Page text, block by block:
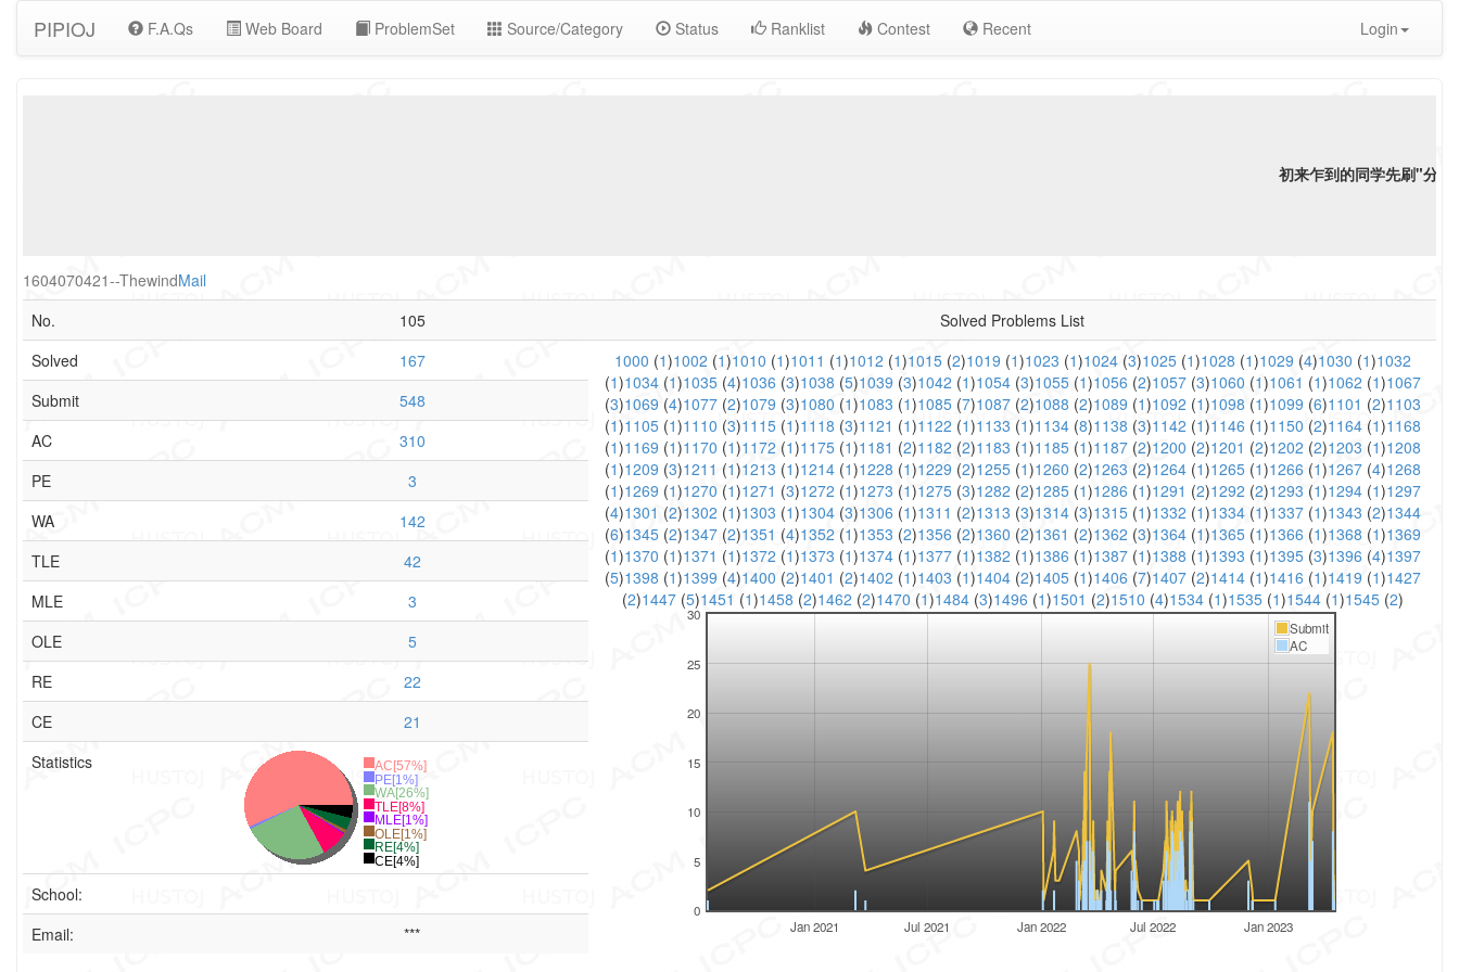
PIPIOJ F.A.Qs Web Board ProblemSet Source/Category Status Ranklist Contest Recent Login
初来乍到的同学先刷"分类"
1604070421--ThewindMail
No.
105
Solved Problems List
Solved
167 1000 (1)1002 (1)1010 (1)1011 (1)1012 (1)1015 (2)1019 (1)1023 (1)1024 (3)1025 (1)1028 (1)1029 (4)1030 (1)1032
(1)1034 (1)1035 (4)1036 (3)1038 (5)1039 (3)1042 (1)1054 (3)1055 (1)1056 (2)1057 (3)1060 (1)1061 (1)1062 (1)1067
(3)1069 (4)1077 (2)1079 (3)1080 (1)1083 (1)1085 (7)1087 (2)1088 (2)1089 (1)1092 (1)1098 (1)1099 (6)1101 (2)1103
(1)1105 (1)1110 (3)1115 (1)1118 (3)1121 (1)1122 (1)1133 (1)1134 (8)1138 (3)1142 (1)1146 (1)1150 (2)1164 (1)1168
(1)1169 (1)1170 (1)1172 (1)1175 (1)1181 (2)1182 (2)1183 (1)1185 (1)1187 (2)1200 (2)1201 (2)1202 (2)1203 (1)1208
(1)1209 (3)1211 (1)1213 (1)1214 (1)1228 (1)1229 (2)1255 (1)1260 (2)1263 (2)1264 (1)1265 (1)1266 (1)1267 (4)1268
(1)1269 (1)1270 (1)1271 (3)1272 (1)1273 (1)1275 (3)1282 (2)1285 (1)1286 (1)1291 (2)1292 (2)1293 (1)1294 (1)1297
(4)1301 (2)1302 (1)1303 (1)1304 (3)1306 (1)1311 (2)1313 (3)1314 (3)1315 (1)1332 (1)1334 (1)1337 (1)1343 (2)1344
(6)1345 (2)1347 (2)1351 (4)1352 (1)1353 (2)1356 (2)1360 (2)1361 (2)1362 (3)1364 (1)1365 (1)1366 (1)1368 (1)1369
(1)1370 (1)1371 (1)1372 (1)1373 (1)1374 (1)1377 (1)1382 (1)1386 (1)1387 (1)1388 (1)1393 (1)1395 (3)1396 (4)1397
(5)1398 (1)1399 (4)1400 (2)1401 (2)1402 (1)1403 (1)1404 (2)1405 (1)1406 (7)1407 (2)1414 (1)1416 (1)1419 (1)1427
(2)1447 (5)1451 (1)1458 (2)1462 (2)1470 (1)1484 (3)1496 (1)1501 (2)1510 (4)1534 (1)1535 (1)1544 (1)1545 (2)
Jan 2021 Jul 2021 Jan 2022 Jul 2022 Jan 2023
0
5
10
15
20
25
30
Submit
AC
Submit
548
AC
310
PE
3
WA
142
TLE
42
MLE
3
OLE
5
RE
22
CE
21
Statistics
AC[57%]
PE[1%]
WA[26%]
TLE[8%]
MLE[1%]
OLE[1%]
RE[4%]
CE[4%]
School:
Email:
***